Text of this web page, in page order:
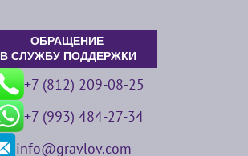
ОБРАЩЕНИЕ
В СЛУЖБУ ПОДДЕРЖКИ
+7 (812) 209-08-25
+7 (993) 484-27-34
info@gravlov.com